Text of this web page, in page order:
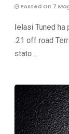
Posted On 7
Ielasi Tuned
.21 off road
stato …